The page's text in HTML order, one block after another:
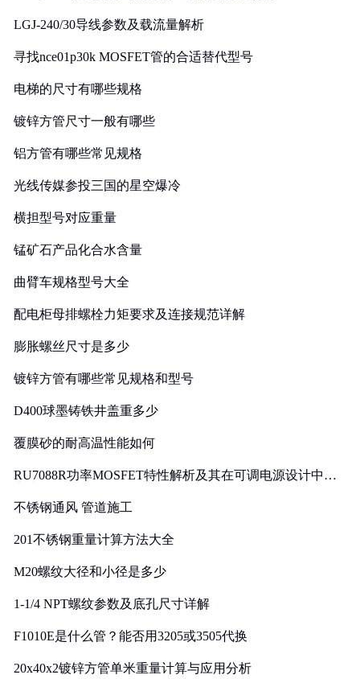
LGJ-240/30导线参数及载流量解析
寻找nce01p30k MOSFET管的合适替代型号
电梯的尺寸有哪些规格
镀锌方管尺寸一般有哪些
铝方管有哪些常见规格
光线传媒参投三国的星空爆冷
横担型号对应重量
锰矿石产品化合水含量
曲臂车规格型号大全
配电柜母排螺栓力矩要求及连接规范详解
膨胀螺丝尺寸是多少
镀锌方管有哪些常见规格和型号
D400球墨铸铁井盖重多少
覆膜砂的耐高温性能如何
RU7088R功率MOSFET特性解析及其在可调电源设计中的
不锈钢通风 管道施工
201不锈钢重量计算方法大全
M20螺纹大径和小径是多少
1-1/4 NPT螺纹参数及底孔尺寸详解
F1010E是什么管？能否用3205或3505代换
20x40x2镀锌方管单米重量计算与应用分析